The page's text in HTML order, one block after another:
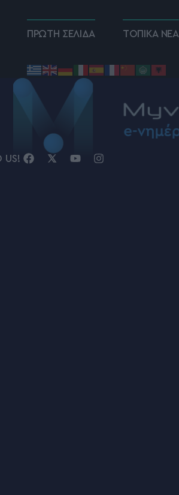
ΠΡΩΤΗ ΣΕΛΙΔΑ ΤΟΠΙΚΑ ΝΕΑ
US!